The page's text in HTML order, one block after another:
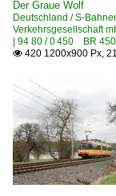
Der Graue Wolf
Deutschland / S-
Verkehrsgesellschaft
| 94 80 / 0 450 BR 450
 420 1200x900 Px,